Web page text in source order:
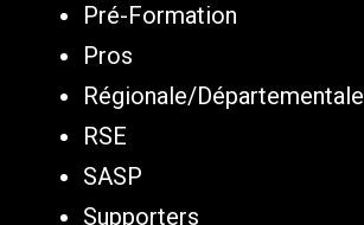
Pré-Formation
Pros
Régionale/Départementale
RSE
SASP
Supporters